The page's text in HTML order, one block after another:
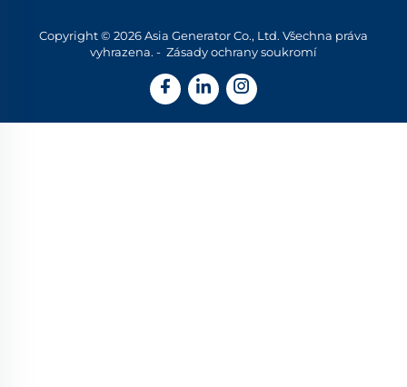
Copyright © 2026 Asia Generator Co., Ltd. Všechna práva
vyhrazena. - Zásady ochrany soukromí